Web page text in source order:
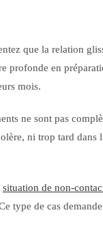
que la relation
profonde en
mois.
ne sont pas
ni trop tard dans
situation de non-
type de cas